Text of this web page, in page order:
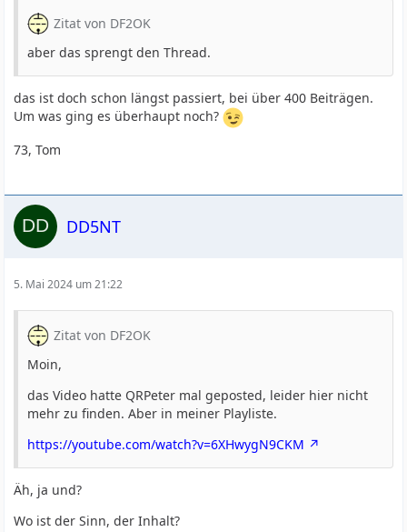
Zitat von DF2OK
aber das sprengt den Thread.
das ist doch schon längst passiert, bei über 400 Beiträgen.
Um was ging es überhaupt noch?
73, Tom
DD5NT
5. Mai 2024 um 21:22
Zitat von DF2OK
Moin,
das Video hatte QRPeter mal geposted, leider hier nicht
mehr zu finden. Aber in meiner Playliste.
https://youtube.com/watch?v=6XHwygN9CKM
Äh, ja und?
Wo ist der Sinn, der Inhalt?